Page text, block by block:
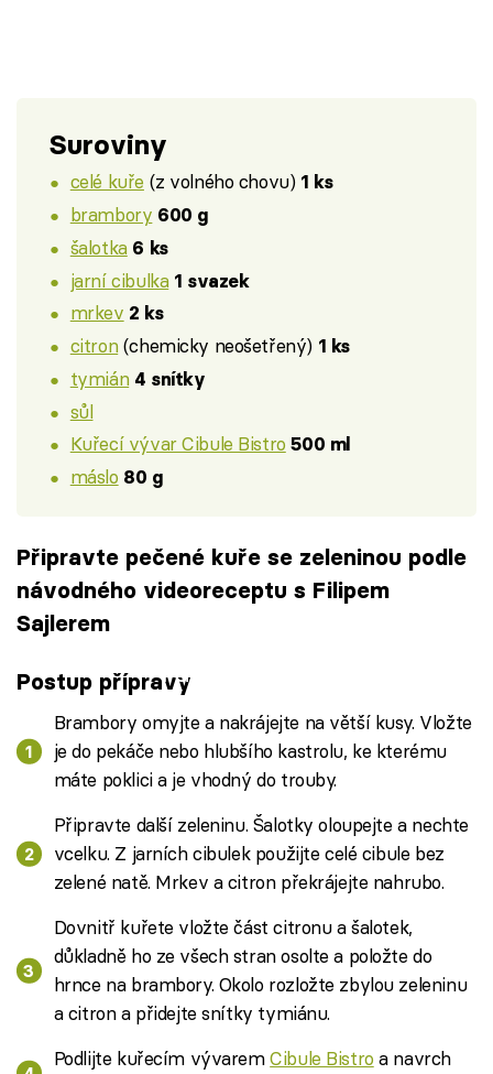
Suroviny
celé kuře (z volného chovu) 1 ks
brambory 600 g
šalotka 6 ks
jarní cibulka 1 svazek
mrkev 2 ks
citron(chemicky neošetřený) 1 ks
tymián 4 snítky
sůl
Kuřecí vývar Cibule Bistro 500 ml
máslo 80 g
Připravte pečené kuře se zeleninou podle
návodného videoreceptu s Filipem
Sajlerem
Failed to fetch
Postup přípravy
Brambory omyjte a nakrájejte na větší kusy. Vložte
je do pekáče nebo hlubšího kastrolu, ke kterému
máte poklici a je vhodný do trouby.
Připravte další zeleninu. Šalotky oloupejte a nechte
vcelku. Z jarních cibulek použijte celé cibule bez
zelené natě. Mrkev a citron překrájejte nahrubo.
Dovnitř kuřete vložte část citronu a šalotek,
důkladně ho ze všech stran osolte a položte do
hrnce na brambory. Okolo rozložte zbylou zeleninu
a citron a přidejte snítky tymiánu.
Podlijte kuřecím vývaremCibule Bistro a navrch